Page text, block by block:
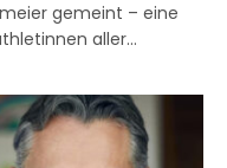
gemeint – eine
aller…